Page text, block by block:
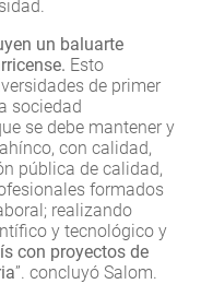
un baluarte
Esto
de primer
sociedad
se debe mantener y
con calidad,
pública de calidad,
formados
realizando
y tecnológico y
con proyectos de
”. concluyó Salom.